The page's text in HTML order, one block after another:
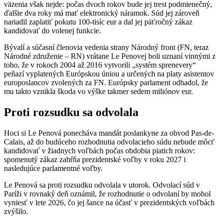
väzenia však nejde: počas dvoch rokov bude jej trest podmienečný,
ďalšie dva roky má mať elektronický náramok. Súd jej zároveň
nariadil zaplatiť pokutu 100-tisíc eur a dal jej päťročný zákaz
kandidovať do volenej funkcie.
Bývalí a súčasní členovia vedenia strany Národný front (FN, teraz
Národné združenie – RN) vrátane Le Penovej boli uznaní vinnými z
toho, že v rokoch 2004 až 2016 vytvorili „systém sprenevery“
peňazí vyplatených Európskou úniou a určených na platy asistentov
europoslancov zvolených za FN. Európsky parlament odhadol, že
mu takto vznikla škoda vo výške takmer sedem miliónov eur.
Proti rozsudku sa odvolala
Hoci si Le Penová ponecháva mandát poslankyne za obvod Pas-de-
Calais, až do budúceho rozhodnutia odvolacieho súdu nebude môcť
kandidovať v žiadnych voľbách počas obdobia piatich rokov:
spomenutý zákaz zahŕňa prezidentské voľby v roku 2027 i
nasledujúce parlamentné voľby.
Le Penová sa proti rozsudku odvolala v utorok. Odvolací súd v
Paríži v rovnaký deň oznámil, že rozhodnutie o odvolaní by mohol
vyniesť v lete 2026, čo jej šance na účasť v prezidentských voľbách
zvýšilo.